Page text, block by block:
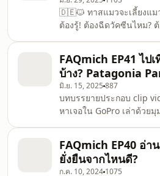
อดทนรอฟังเรื่องเล่าจนจบก่
ขวัญ? มาจำลองเหตุการณ์
เรื่องสั้นภาษาเยอรมันไปพ
subtitle ในเรื่อง Ein
Hesse #hermannhesse #german
#คริสต์มาส
🇩🇪🐱 ทาสแมวจะเลี้ยงแม
ต้องรู้! ต้องฉีดวัคซีนไหม? ต้องมีพาสปอร์ต
มือใหม่เลี้ยงแมวในเยอรมนี
การเรียนรู้💉📘🐾 #ทาสแมว #พาสปอร์ต
สัตว์เลี้ยง #แมวจร Podbean:
https://
wkvik-54d884 Apple podcast:
https://
sustainability-101/
Faceb
FAQmich EP41 ไป
บ้าง? Patagonia
มิ.ย. 15, 2025 887
บทบรรยายประกอบ clip
หาเจอใน GoPro เล่าด้วย
#อเมริกาใต้ FAQmich คือโครงการสำหรับ
ปี 2022 ฉลองการย้ายกลับม
FAQmich EP40 อ่า
ยั่งยืนจากไหนดี?
ก.ค. 10, 2024 1075